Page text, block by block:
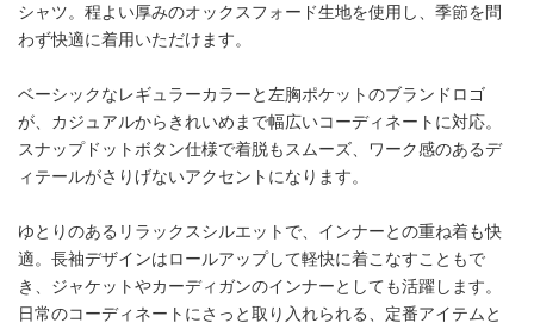
シャツ。程よい厚みのオックスフォード生地を使用し、季節を問
わず快適に着用いただけます。
ベーシックなレギュラーカラーと左胸ポケットのブランドロゴ
が、カジュアルからきれいめまで幅広いコーディネートに対応。
スナップドットボタン仕様で着脱もスムーズ、ワーク感のあるデ
ィテールがさりげないアクセントになります。
ゆとりのあるリラックスシルエットで、インナーとの重ね着も快
適。長袖デザインはロールアップして軽快に着こなすこともで
き、ジャケットやカーディガンのインナーとしても活躍します。
日常のコーディネートにさっと取り入れられる、定番アイテムと